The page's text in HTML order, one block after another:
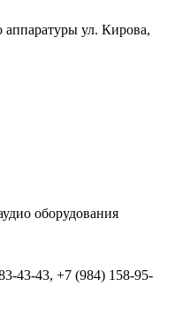
аппаратуры ул. Кирова,
оборудования
43-43, +7 (984) 158-95-